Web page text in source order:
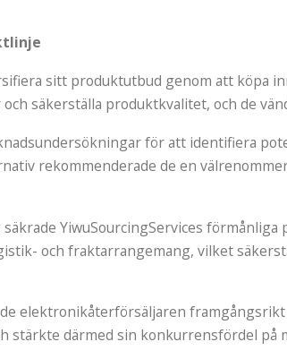
sitt produktutbud genom att köpa
säkerställa produktkvalitet, och de
för att identifiera
rekommenderade de en
YiwuSourcingServices förmånliga
och fraktarrangemang, vilket
elektronikåterförsäljaren
stärkte därmed sin konkurrensfördel på